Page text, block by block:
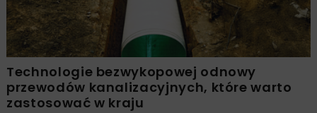
Technologie bezwykopowej odnowy
przewodów kanalizacyjnych, które warto
zastosować w kraju